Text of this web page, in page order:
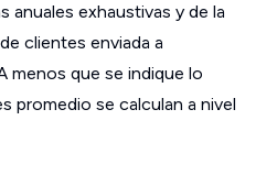
anuales exhaustivas y de la
clientes enviada a
menos que se indique lo
promedio se calculan a nivel